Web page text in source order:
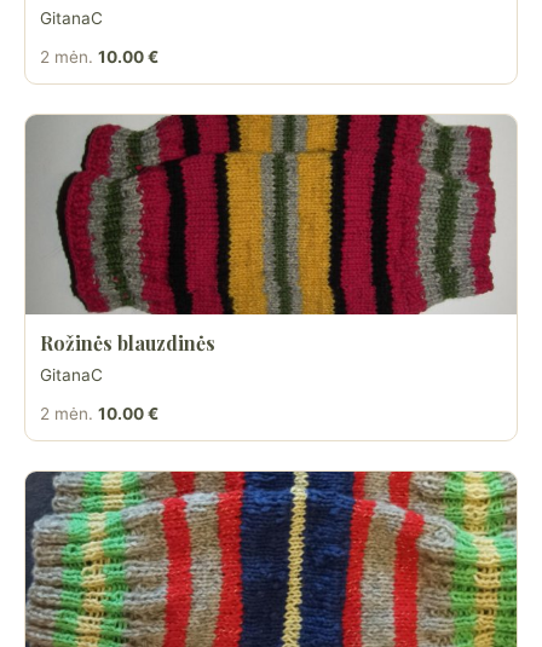
GitanaC
2 mėn. 10.00 €
Rožinės blauzdinės
GitanaC
2 mėn. 10.00 €